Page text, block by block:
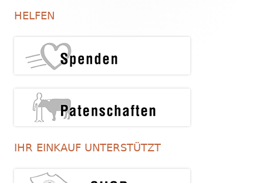
Seitenleiste
HELFEN
IHR EINKAUF UNTERSTÜTZT